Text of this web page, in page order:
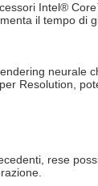
Intel®
il tempo di
neurale
Resolution,
rese